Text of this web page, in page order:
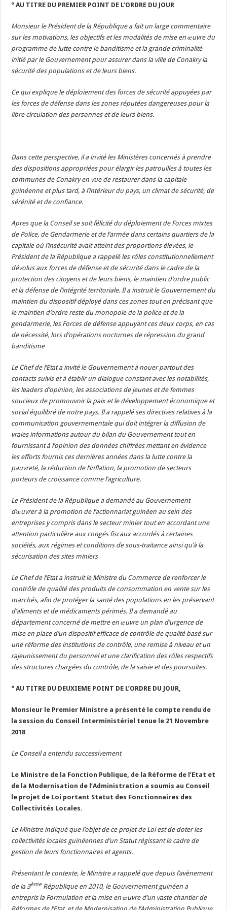
° AU TITRE DU PREMIER POINT DE L’ORDRE DU JOUR
Monsieur le Président de la République a fait un large commentaire
sur les motivations, les objectifs et les modalités de mise en œuvre du
programme de lutte contre le banditisme et la grande criminalité
initié par le Gouvernement pour assurer dans la ville de Conakry la
sécurité des populations et de leurs biens.
Ce qui explique le déploiement des forces de sécurité appuyées par
les forces de défense dans les zones réputées dangereuses pour la
libre circulation des personnes et de leurs biens.
Dans cette perspective, il a invité les Ministères concernés à prendre
des dispositions appropriées pour élargir les patrouilles à toutes les
communes de Conakry en vue de restaurer dans la capitale
guinéenne et plus tard, à l’intérieur du pays, un climat de sécurité, de
sérénité et de confiance.
Apres que la Conseil se soit félicité du déploiement de Forces mixtes
de Police, de Gendarmerie et de l’armée dans certains quartiers de la
capitale où l’insécurité avait atteint des proportions élevées, le
Président de la République a rappelé les rôles constitutionnellement
dévolus aux forces de défense et de sécurité dans le cadre de la
protection des citoyens et de leurs biens, le maintien d’ordre public
et la défense de l’intégrité territoriale. Il a instruit le Gouvernement du
maintien du dispositif déployé dans ces zones tout en précisant que
le maintien d’ordre reste du monopole de la police et de la
gendarmerie, les Forces de défense appuyant ces deux corps, en cas
de nécessité, lors d’opérations nocturnes de répression du grand
banditisme
Le Chef de l’Etat a invité le Gouvernement à nouer partout des
contacts suivis et à établir un dialogue constant avec les notabilités,
les leaders d’opinion, les associations de jeunes et de femmes
soucieux de promouvoir la paix et le développement économique et
social équilibré de notre pays. Il a rappelé ses directives relatives à la
communication gouvernementale qui doit intégrer la diffusion de
vraies informations autour du bilan du Gouvernement tout en
fournissant à l’opinion des données chiffrées mettant en évidence
les efforts fournis ces dernières années dans la lutte contre la
pauvreté, la réduction de l’inflation, la promotion de secteurs
porteurs de croissance comme l’agriculture.
Le Président de la République a demandé au Gouvernement
d’œuvrer à la promotion de l’actionnariat guinéen au sein des
entreprises y compris dans le secteur minier tout en accordant une
attention particulière aux congés fiscaux accordés à certaines
sociétés, aux régimes et conditions de sous-traitance ainsi qu’à la
sécurisation des sites miniers
Le Chef de l’Etat a instruit le Ministre du Commerce de renforcer le
contrôle de qualité des produits de consommation en vente sur les
marchés, afin de protéger la santé des populations en les préservant
d’aliments et de médicaments périmés. Il a demandé au
département concerné de mettre en œuvre un plan d’urgence de
mise en place d’un dispositif efficace de contrôle de qualité basé sur
une réforme des institutions de contrôle, une remise à niveau et un
rajeunissement du personnel et une clarification des rôles respectifs
des structures chargées du contrôle, de la saisie et des poursuites.
° AU TITRE DU DEUXIEME POINT DE L’ORDRE DU JOUR,
Monsieur le Premier Ministre a présenté le compte rendu de
la session du Conseil Interministériel tenue le 21 Novembre
2018
Le Conseil a entendu successivement
Le Ministre de la Fonction Publique, de la Réforme de l’Etat et
de la Modernisation de l’Administration a soumis au Conseil
le projet de Loi portant Statut des Fonctionnaires des
Collectivités Locales.
Le Ministre indiqué que l’objet de ce projet de Loi est de doter les
collectivités locales guinéennes d’un Statut régissant le cadre de
gestion de leurs fonctionnaires et agents.
Présentant le contexte, le Ministre a rappelé que depuis l’avènement
de la 3èmeRépublique en 2010, le Gouvernement guinéen a
entrepris la Formulation et la mise en œuvre d’un vaste chantier de